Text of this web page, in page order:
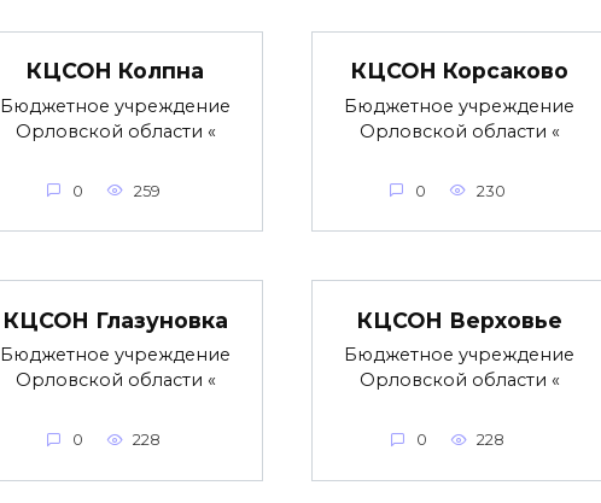
КЦСОН Колпна
Бюджетное учреждение
Орловской области «
0 259
КЦСОН Корсаково
Бюджетное учреждение
Орловской области «
0 230
КЦСОН Глазуновка
Бюджетное учреждение
Орловской области «
0 228
КЦСОН Верховье
Бюджетное учреждение
Орловской области «
0 228